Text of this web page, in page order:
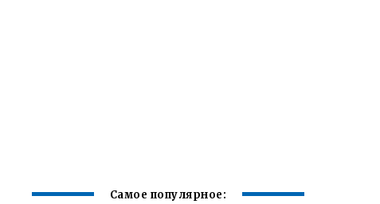
Самое популярное: